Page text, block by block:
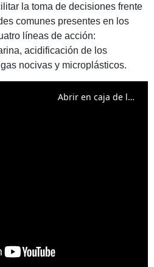
la toma de decisiones frente
comunes presentes en los
líneas de acción:
acidificación de los
nocivas y microplásticos.
Abrir en caja de luz